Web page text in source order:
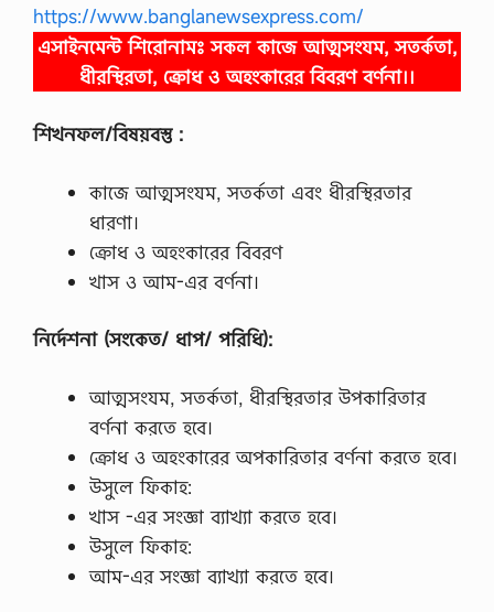
https://www.banglanewsexpress.com/
এসাইনমেন্ট শিরোনামঃ সকল কাজে আত্মসংযম, সতর্কতা,
ধীরস্থিরতা, ক্রোধ ও অহংকারের বিবরণ বর্ণনা।।
শিখনফল/বিষয়বস্তু :
কাজে আত্মসংযম, সতর্কতা এবং ধীরস্থিরতার
ধারণা।
ক্রোধ ও অহংকারের বিবরণ
খাস ও আম-এর বর্ণনা।
নির্দেশনা (সংকেত/ ধাপ/ পরিধি):
আত্মসংযম, সতর্কতা, ধীরস্থিরতার উপকারিতার
বর্ণনা করতে হবে।
ক্রোধ ও অহংকারের অপকারিতার বর্ণনা করতে হবে।
উসুলে ফিকাহ:
খাস -এর সংজ্ঞা ব্যাখ্যা করতে হবে।
উসুলে ফিকাহ:
আম-এর সংজ্ঞা ব্যাখ্যা করতে হবে।